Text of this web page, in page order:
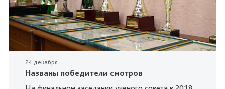
24 декабря
Названы победители смотров